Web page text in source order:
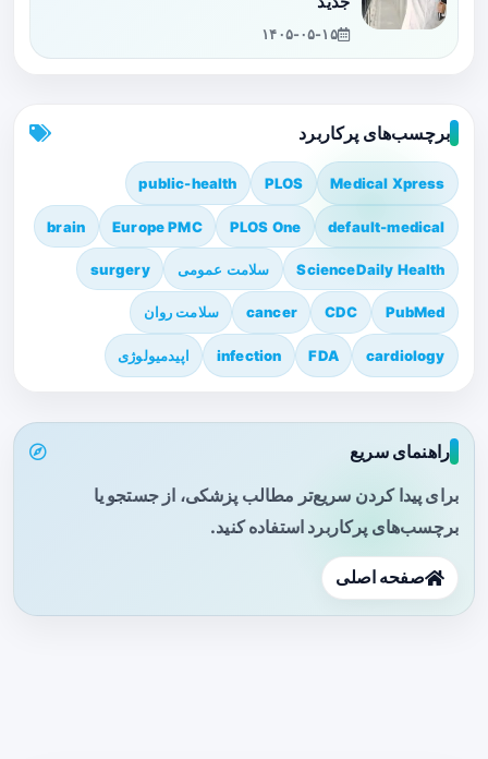
۱۴۰۵-۰۵-۱۵
برچسب‌های پرکاربرد
Medical Xpress
PLOS
public-health
default-medical
PLOS One
Europe PMC
brain
ScienceDaily Health سلامت عمومی surgery
PubMed
CDC
cancer سلامت روان
cardiology
FDA
infection اپیدمیولوژی
راهنمای سریع
برای پیدا کردن سریع‌تر مطالب پزشکی، از جستجو یا
برچسب‌های پرکاربرد استفاده کنید.
صفحه اصلی